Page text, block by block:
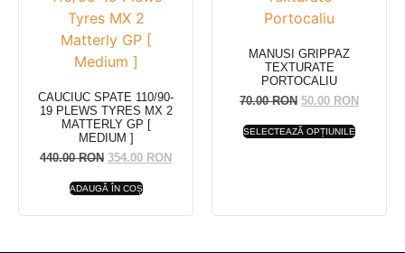
CAUCIUC SPATE 110/90-
19 PLEWS TYRES MX 2
MATTERLY GP [
MEDIUM ]
440.00RON 354.00 RON
ADAUGĂ ÎN COȘ
MANUSI GRIPPAZ
TEXTURATE
PORTOCALIU
70.00RON 50.00 RON
SELECTEAZĂ OPȚIUNILE